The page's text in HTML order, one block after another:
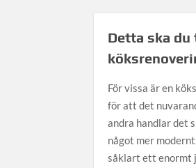
Detta ska du
För vissa är en
för att det
andra handlar det
något mer
såklart ett enormt